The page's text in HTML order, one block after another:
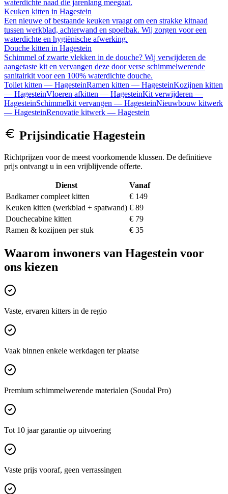
waterdichte naad die jarenlang meegaat.
Keuken kitten in Hagestein
Een nieuwe of bestaande keuken vraagt om een strakke kitnaad
tussen werkblad, achterwand en spoelbak. Wij zorgen voor een
waterdichte en hygiënische afwerking.
Douche kitten in Hagestein
Schimmel of zwarte vlekken in de douche? Wij verwijderen de
aangetaste kit en vervangen deze door verse schimmelwerende
sanitairkit voor een 100% waterdichte douche.
Toilet kitten — HagesteinRamen kitten — HagesteinKozijnen kitten
— HagesteinVloeren afkitten — HagesteinKit verwijderen —
HagesteinSchimmelkit vervangen — HagesteinNieuwbouw kitwerk
— HagesteinRenovatie kitwerk — Hagestein
Prijsindicatie Hagestein
Richtprijzen voor de meest voorkomende klussen. De definitieve
prijs ontvangt u in een vrijblijvende offerte.
Dienst
Vanaf
Badkamer compleet kitten
€ 149
Keuken kitten (werkblad + spatwand) € 89
Douchecabine kitten
€ 79
Ramen & kozijnen per stuk
€ 35
Waarom inwoners van Hagestein voor
ons kiezen
Vaste, ervaren kitters in de regio
Vaak binnen enkele werkdagen ter plaatse
Premium schimmelwerende materialen (Soudal Pro)
Tot 10 jaar garantie op uitvoering
Vaste prijs vooraf, geen verrassingen